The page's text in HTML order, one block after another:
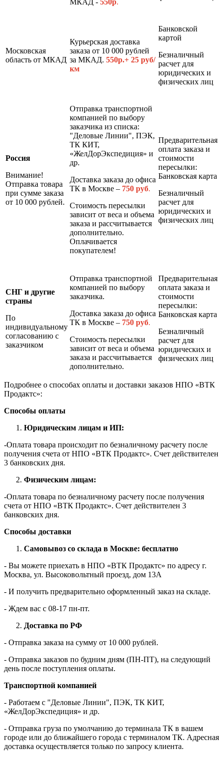
Московская
область от МКАД
Курьерская доставка
заказа от 10 000 рублей
за МКАД. 550р.+ 25 руб/
км
Банковской
картой
Безналичный
расчет для
юридических и
физических лиц
Россия
Внимание!
Отправка товара
при сумме заказа
от 10 000 рублей.
Отправка транспортной
компанией по выбору
заказчика из списка:
"Деловые Линии", ПЭК,
ТК КИТ,
«ЖелДорЭкспедиция» и
др.
Доставка заказа до офиса
ТК в Москве – 750 руб.
Стоимость пересылки
зависит от веса и объема
заказа и рассчитывается
дополнительно.
Оплачивается
покупателем!
Предварительная
оплата заказа и
стоимости
пересылки:
Банковская карта
Безналичный
расчет для
юридических и
физических лиц
СНГ и другие
страны
По
индивидуальному
согласованию с
заказчиком
Отправка транспортной
компанией по выбору
заказчика.
Доставка заказа до офиса
ТК в Москве – 750 руб.
Стоимость пересылки
зависит от веса и объема
заказа и рассчитывается
дополнительно.
Предварительная
оплата заказа и
стоимости
пересылки:
Банковская карта
Безналичный
расчет для
юридических и
физических лиц
Подробнее о способах оплаты и доставки заказов НПО «ВТК
Продактс»:
Способы оплаты
Юридическим лицам и ИП:
-Оплата товара происходит по безналичному расчету после
получения счета от НПО «ВТК Продактс». Счет действителен
3 банковских дня.
Физическим лицам:
-Оплата товара по безналичному расчету после получения
счета от НПО «ВТК Продактс». Счет действителен 3
банковских дня.
Способы доставки
Самовывоз со склада в Москве: бесплатно
- Вы можете приехать в НПО «ВТК Продактс» по адресу г.
Москва, ул. Высоковольтный проезд, дом 13А
- И получить предварительно оформленный заказ на складе.
- Ждем вас c 08-17 пн-пт.
Доставка по РФ
- Отправка заказа на сумму от 10 000 рублей.
- Отправка заказов по будним дням (ПН-ПТ), на следующий
день после поступления оплаты.
Транспортной компанией
- Работаем с "Деловые Линии", ПЭК, ТК КИТ,
«ЖелДорЭкспедиция» и др.
- Отправка груза по умолчанию до терминала ТК в вашем
городе или до ближайшего города с терминалом ТК. Адресная
доставка осуществляется только по запросу клиента.